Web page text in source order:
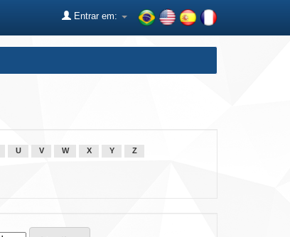
Entrar em:
U V W X Y Z